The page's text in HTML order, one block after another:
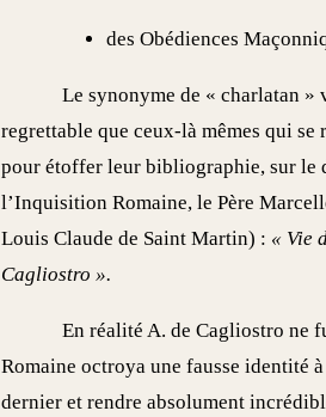
des Obédiences
Le synonyme de « charlatan »
regrettable que ceux-là mêmes qui
pour étoffer leur bibliographie, sur le
l’Inquisition Romaine, le Père
Louis Claude de Saint Martin) : « Vie
Cagliostro ».
En réalité A. de Cagliostro ne
Romaine octroya une fausse identité
dernier et rendre absolument